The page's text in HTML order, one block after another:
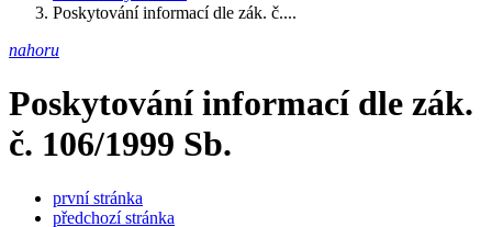
Poskytování informací dle zák. č....
nahoru
Poskytování informací dle zák.
č. 106/1999 Sb.
první stránka
předchozí stránka